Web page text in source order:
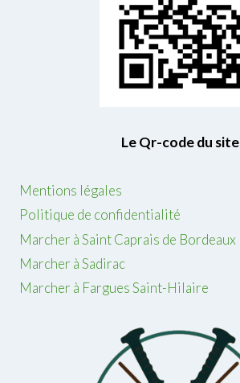
Le Qr-code du site
Mentions légales
Politique de confidentialité
Marcher à Saint Caprais de Bordeaux
Marcher à Sadirac
Marcher à Fargues Saint-Hilaire